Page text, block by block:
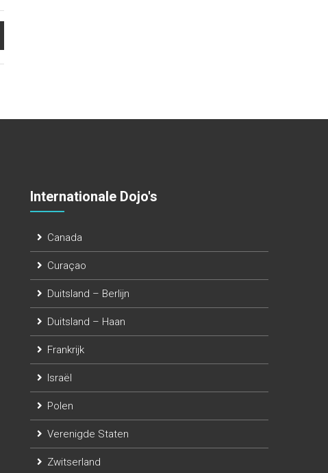
Internationale Dojo's
Canada
Curaçao
Duitsland – Berlijn
Duitsland – Haan
Frankrijk
Israël
Polen
Verenigde Staten
Zwitserland